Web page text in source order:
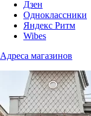
Дзен
Одноклассники
Яндекс Ритм
Wibes
Адреса магазинов